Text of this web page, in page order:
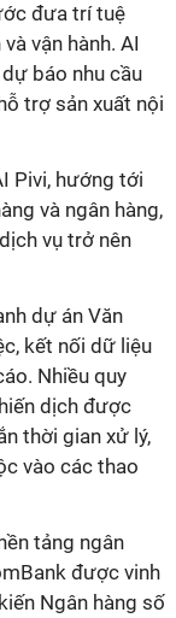
đưa trí tuệ
vận hành. AI
báo nhu cầu
trợ sản xuất nội
Pivi, hướng tới
và ngân hàng,
vụ trở nên
dự án Văn
kết nối dữ liệu
Nhiều quy
dịch được
thời gian xử lý,
vào các thao
tảng ngân
được vinh
Ngân hàng số